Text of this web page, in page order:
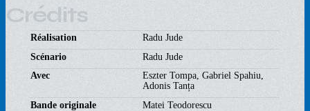
Crédits
Réalisation
Radu Jude
Scénario
Radu Jude
Avec
Eszter Tompa, Gabriel Spahiu,
Adonis Tanța
Bande originale
Matei Teodorescu